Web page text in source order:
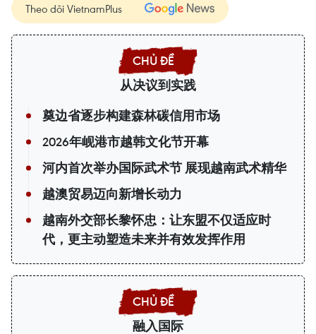
Theo dõi VietnamPlus
从决议到实践
奠边省逐步构建森林碳信用市场
2026年岘港市越韩文化节开幕
河内首次举办国际武术节 展现越南武术精华
越澳贸易迈向新增长动力
越南外交部长黎怀忠：让东盟不仅适应时
代，更主动塑造未来并有效发挥作用
融入国际